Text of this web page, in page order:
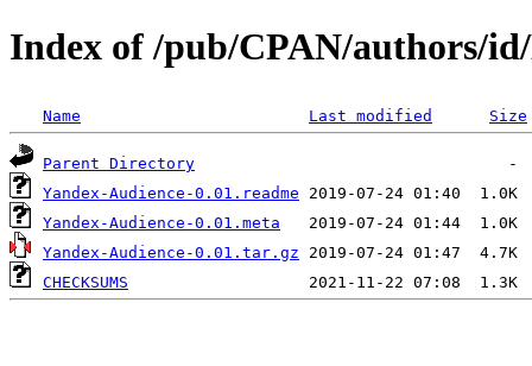
Index of /pub/CPAN/authors/
Name Last modified Size
Parent Directory
Yandex-Audience-0.01.readme
Yandex-Audience-0.01.meta
Yandex-Audience-0.01.tar.gz
CHECKSUMS